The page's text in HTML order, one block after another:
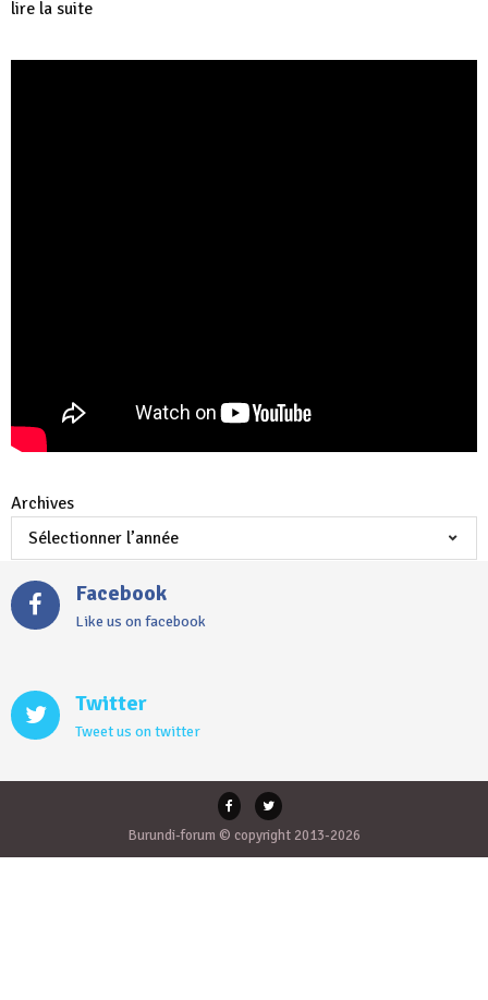
lire la suite
Archives
Facebook
Like us on facebook
Twitter
Tweet us on twitter
Burundi-forum © copyright 2013-2026